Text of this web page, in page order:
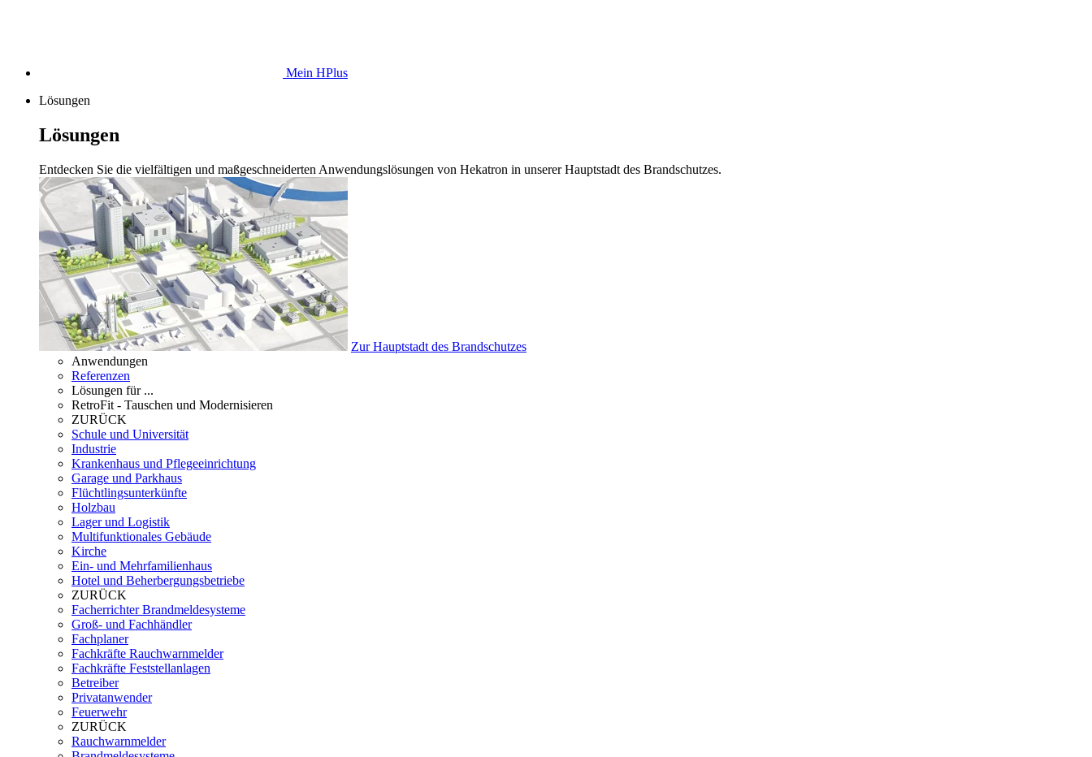
Mein HPlus
Lösungen
Lösungen
Entdecken Sie die vielfältigen und maßgeschneiderten Anwendungslösungen von Hekatron in unserer Hauptstadt des Brandschutzes.
Zur Hauptstadt des Brandschutzes
Anwendungen
Referenzen
Lösungen für ...
RetroFit - Tauschen und Modernisieren
ZURÜCK
Schule und Universität
Industrie
Krankenhaus und Pflegeeinrichtung
Garage und Parkhaus
Flüchtlingsunterkünfte
Holzbau
Lager und Logistik
Multifunktionales Gebäude
Kirche
Ein- und Mehrfamilienhaus
Hotel und Beherbergungsbetriebe
ZURÜCK
Facherrichter Brandmeldesysteme
Groß- und Fachhändler
Fachplaner
Fachkräfte Rauchwarnmelder
Fachkräfte Feststellanlagen
Betreiber
Privatanwender
Feuerwehr
ZURÜCK
Rauchwarnmelder